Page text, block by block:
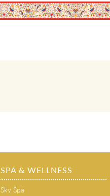
SPA & WELLNESS
Sky Spa